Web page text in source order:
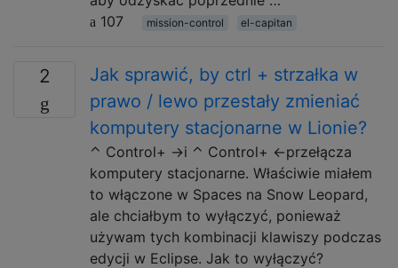
107
mission-control el-capitan
2
Jak sprawić, by ctrl + strzałka w
prawo / lewo przestały zmieniać
komputery stacjonarne w Lionie?
⌃ Control+ →i ⌃ Control+ ←przełącza
komputery stacjonarne. Właściwie miałem
to włączone w Spaces na Snow Leopard,
ale chciałbym to wyłączyć, ponieważ
używam tych kombinacji klawiszy podczas
edycji w Eclipse. Jak to wyłączyć?